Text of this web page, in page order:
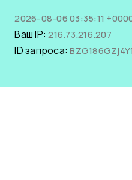
2026-08-06 03:35:11
Ваш IP:216.73.216.207
ID запроса:BZG186GZj4Y1